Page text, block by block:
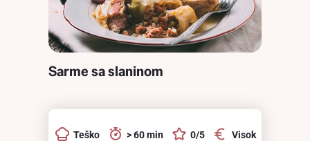
Sarme sa slaninom
Teško > 60 min 0/5 Visok